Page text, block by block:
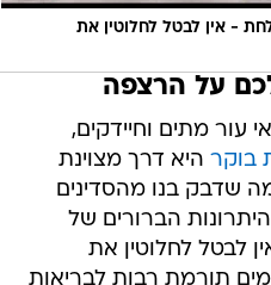
- אין לבטל לחלוטין את
על הרצפה
עור מתים וחיידקים,
בוקר היא דרך מצוינת
שדבק בנו מהסדינים
הברורים של
לבטל לחלוטין את
תורמת רבות לבריאות